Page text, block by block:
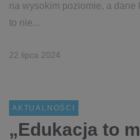
na wysokim poziomie, a
to nie...
22 lipca 2024
AKTUALNOŚCI
„Edukacja to